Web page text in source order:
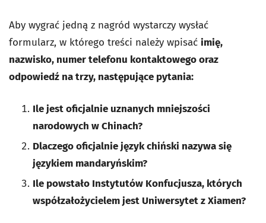
Aby wygrać jedną z nagród wystarczy wysłać
formularz, w którego treści należy wpisać imię,
nazwisko, numer telefonu kontaktowego oraz
odpowiedź na trzy, następujące pytania:
Ile jest oficjalnie uznanych mniejszości
narodowych w Chinach?
Dlaczego oficjalnie język chiński nazywa się
językiem mandaryńskim?
Ile powstało Instytutów Konfucjusza, których
współzałożycielem jest Uniwersytet z Xiamen?